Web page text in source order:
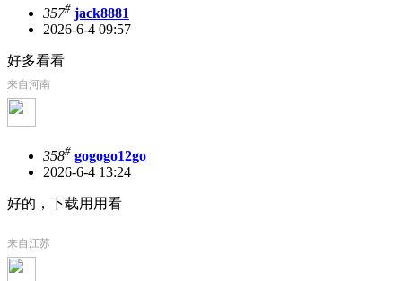
357# jack8881
2026-6-4 09:57
好多看看
来自河南
358# gogogo12go
2026-6-4 13:24
好的，下载用用看
来自江苏